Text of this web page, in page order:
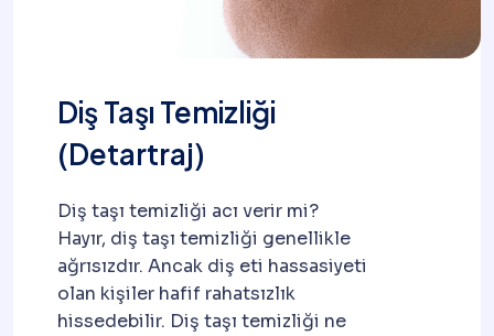
Diş Taşı Temizliği
(Detartraj)
Diş taşı temizliği acı verir mi?
Hayır, diş taşı temizliği genellikle
ağrısızdır. Ancak diş eti hassasiyeti
olan kişiler hafif rahatsızlık
hissedebilir. Diş taşı temizliği ne